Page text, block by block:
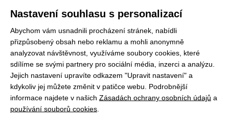
Registrujte se k odběru newsletteru a už Vám
nic neunikne
ODEBÍRAT
Nastavení souhlasu s personalizací
Abychom vám usnadnili procházení stránek, nabídli
přizpůsobený obsah nebo reklamu a mohli anonymně
analyzovat návštěvnost, využíváme soubory cookies, které
sdílíme se svými partnery pro sociální média, inzerci a analýzu.
Jejich nastavení upravíte odkazem "Upravit nastavení" a
kdykoliv jej můžete změnit v patičce webu. Podrobnější
informace najdete v našich Zásadách ochrany osobních údajů a
používání souborů cookies